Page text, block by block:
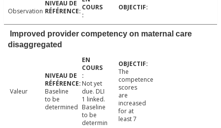
Observation
Improved provider competency on maternal care
disaggregated
Valeur
Baseline
to be
determined
Not yet
due. DLI
1 linked.
Baseline
to be
determin
The
competence
scores
are
increased
for at
least 7